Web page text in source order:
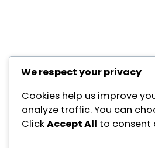
We respect your privacy
Cookies help us improve
analyze traffic. You can
ClickAccept All to consent